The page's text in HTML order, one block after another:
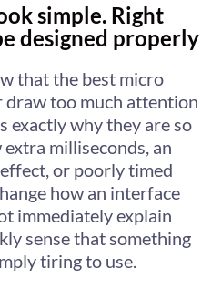
simple. Right
designed properly
that the best micro
draw too much attention
exactly why they are so
milliseconds, an
or poorly timed
how an interface
immediately explain
sense that something
tiring to use.